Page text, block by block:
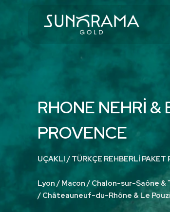
RHONE NEHRİ &
PROVENCE
UÇAKLI / TÜRKÇE REHBERLİ PAKET
Lyon / Macon / Chalon-sur-Saône &
/ Châteauneuf-du-Rhône & Le